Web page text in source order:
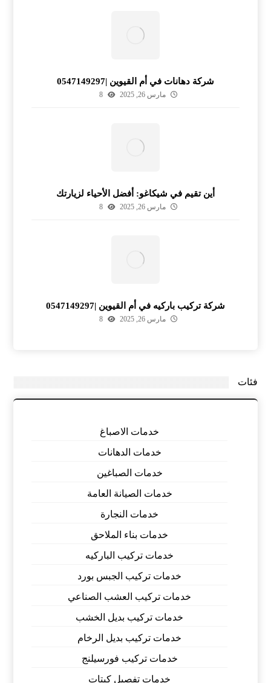
شركة دهانات في أم القيوين |0547149297
مارس 26, 2025 8
أين تقيم في شيكاغو: أفضل الأحياء لزيارتك
مارس 26, 2025 8
شركة تركيب باركيه في أم القيوين |0547149297
مارس 26, 2025 8
فئات
خدمات الاصباغ
خدمات الدهانات
خدمات الصباغين
خدمات الصيانة العامة
خدمات النجارة
خدمات بناء الملاحق
خدمات تركيب الباركيه
خدمات تركيب الجبس بورد
خدمات تركيب العشب الصناعي
خدمات تركيب بديل الخشب
خدمات تركيب بديل الرخام
خدمات تركيب فورسيلنج
خدمات تفصيل كبتات